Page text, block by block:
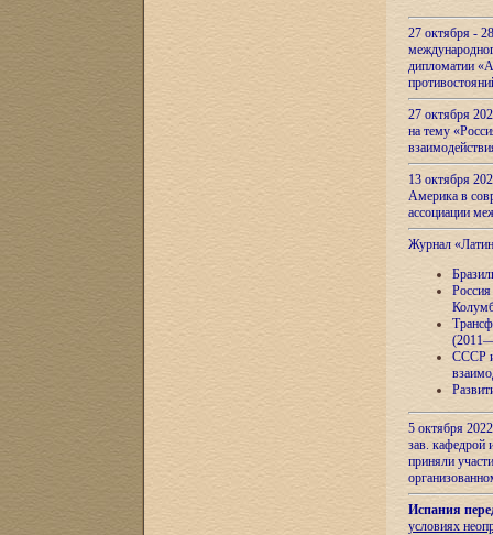
27 октября -
дипломатии
27 октября
на тему
13 октября
Америка в
ассоциации
Журнал
СССР и
5 октября
зав.
приняли
Испания
условиях